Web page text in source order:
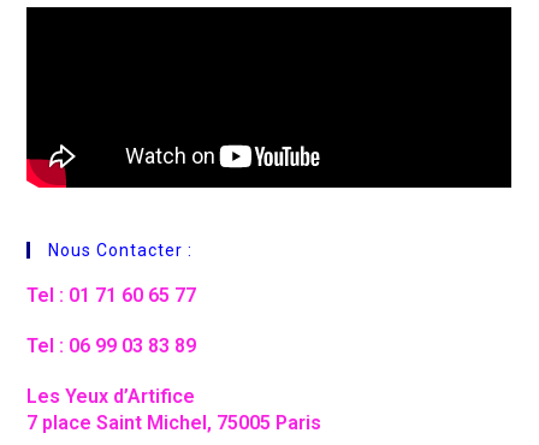
Nous Contacter :
Tel : 01 71 60 65 77
Tel : 06 99 03 83 89
Les Yeux d’Artifice
7 place Saint Michel, 75005 Paris